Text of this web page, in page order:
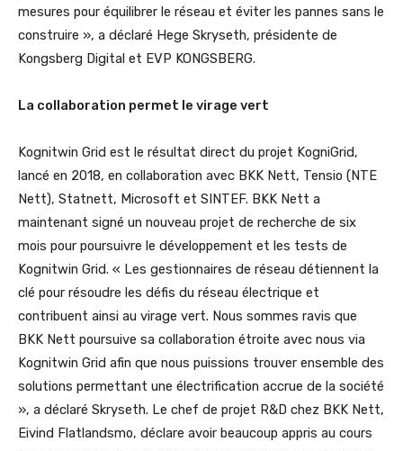
mesures pour équilibrer le réseau et éviter les pannes sans le
construire », a déclaré Hege Skryseth, présidente de
Kongsberg Digital et EVP KONGSBERG.
La collaboration permet le virage vert
Kognitwin Grid est le résultat direct du projet KogniGrid,
lancé en 2018, en collaboration avec BKK Nett, Tensio (NTE
Nett), Statnett, Microsoft et SINTEF. BKK Nett a
maintenant signé un nouveau projet de recherche de six
mois pour poursuivre le développement et les tests de
Kognitwin Grid. « Les gestionnaires de réseau détiennent la
clé pour résoudre les défis du réseau électrique et
contribuent ainsi au virage vert. Nous sommes ravis que
BKK Nett poursuive sa collaboration étroite avec nous via
Kognitwin Grid afin que nous puissions trouver ensemble des
solutions permettant une électrification accrue de la société
», a déclaré Skryseth. Le chef de projet R&D chez BKK Nett,
Eivind Flatlandsmo, déclare avoir beaucoup appris au cours